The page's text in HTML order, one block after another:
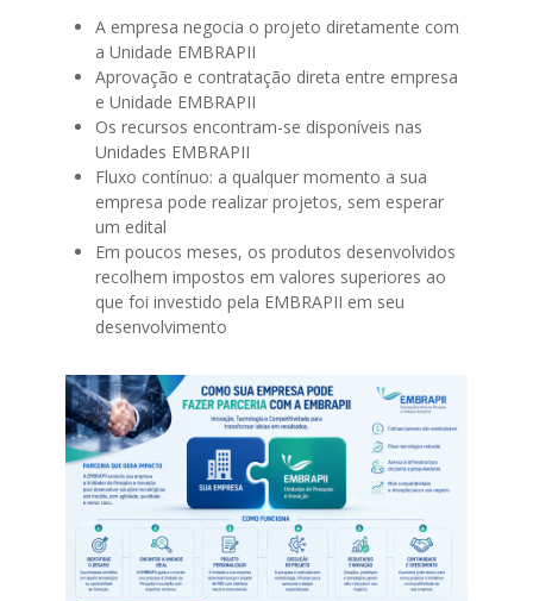
A empresa negocia o projeto diretamente com
a Unidade EMBRAPII
Aprovação e contratação direta entre empresa
e Unidade EMBRAPII
Os recursos encontram-se disponíveis nas
Unidades EMBRAPII
Fluxo contínuo: a qualquer momento a sua
empresa pode realizar projetos, sem esperar
um edital
Em poucos meses, os produtos desenvolvidos
recolhem impostos em valores superiores ao
que foi investido pela EMBRAPII em seu
desenvolvimento